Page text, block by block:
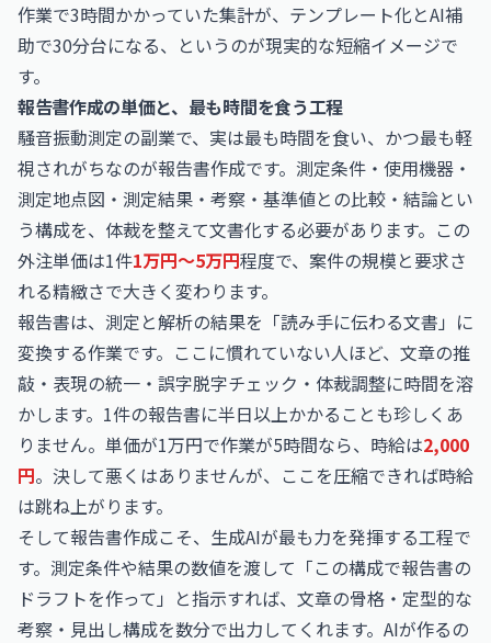
作業で3時間かかっていた集計が、テンプレート化とAI補
助で30分台になる、というのが現実的な短縮イメージで
す。
報告書作成の単価と、最も時間を食う工程
騒音振動測定の副業で、実は最も時間を食い、かつ最も軽
視されがちなのが報告書作成です。測定条件・使用機器・
測定地点図・測定結果・考察・基準値との比較・結論とい
う構成を、体裁を整えて文書化する必要があります。この
外注単価は1件1万円〜5万円程度で、案件の規模と要求さ
れる精緻さで大きく変わります。
報告書は、測定と解析の結果を「読み手に伝わる文書」に
変換する作業です。ここに慣れていない人ほど、文章の推
敲・表現の統一・誤字脱字チェック・体裁調整に時間を溶
かします。1件の報告書に半日以上かかることも珍しくあ
りません。単価が1万円で作業が5時間なら、時給は2,000
円。決して悪くはありませんが、ここを圧縮できれば時給
は跳ね上がります。
そして報告書作成こそ、生成AIが最も力を発揮する工程で
す。測定条件や結果の数値を渡して「この構成で報告書の
ドラフトを作って」と指示すれば、文章の骨格・定型的な
考察・見出し構成を数分で出力してくれます。AIが作るの